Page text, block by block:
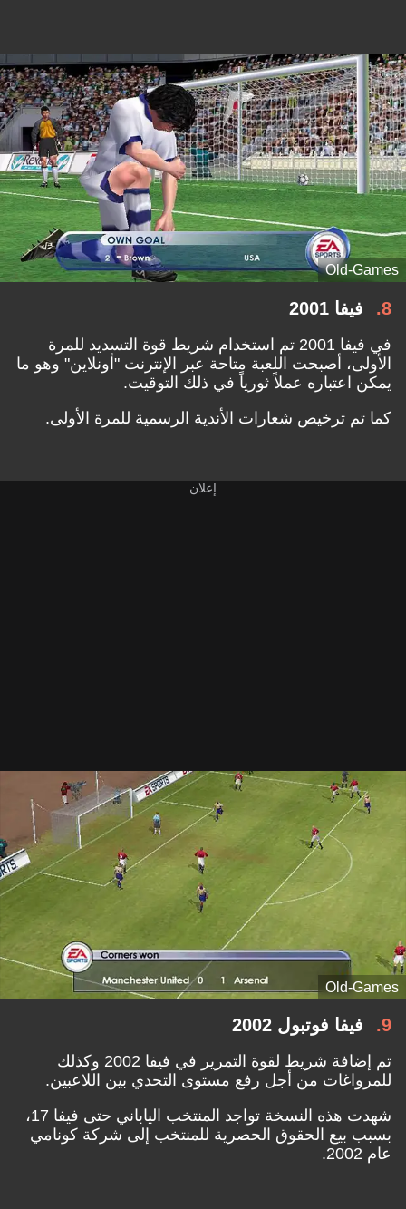
Old-Games
8 فيفا 2001
في فيفا 2001 تم استخدام شريط قوة التسديد للمرة
الأولى، أصبحت اللعبة متاحة عبر الإنترنت "أونلاين" وهو ما
يمكن اعتباره عملاً ثورياً في ذلك التوقيت.
كما تم ترخيص شعارات الأندية الرسمية للمرة الأولى.
Old-Games
9 فيفا فوتبول 2002
تم إضافة شريط لقوة التمرير في فيفا 2002 وكذلك
للمرواغات من أجل رفع مستوى التحدي بين اللاعبين.
شهدت هذه النسخة تواجد المنتخب الياباني حتى فيفا 17،
بسبب بيع الحقوق الحصرية للمنتخب إلى شركة كونامي
عام 2002.